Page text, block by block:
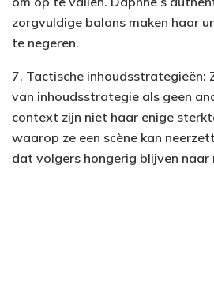
zorgvuldige balans maken haar
te negeren.
7. Tactische inhoudsstrategieën:
van inhoudsstrategie als geen
context zijn niet haar enige
waarop ze een scène kan
dat volgers hongerig blijven naar